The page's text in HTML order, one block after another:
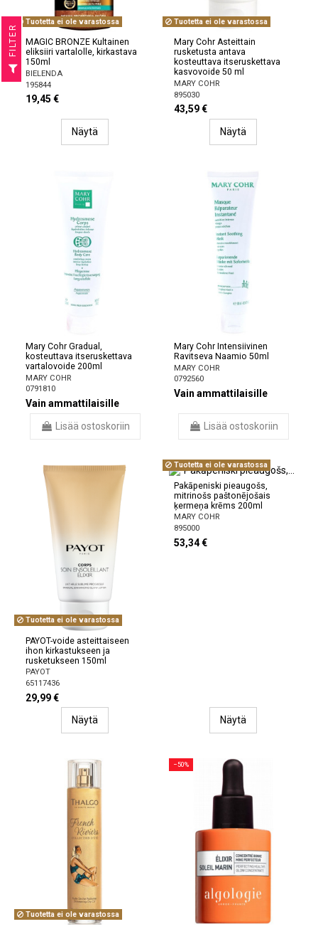
Tuotetta ei ole varastossa
MAGIC BRONZE Kultainen
eliksiiri vartalolle, kirkastava
150ml
BIELENDA
195844
19,45 €
Näytä
Tuotetta ei ole varastossa
Mary Cohr Asteittain
rusketusta antava
kosteuttava itseruskettava
kasvovoide 50 ml
MARY COHR
895030
43,59 €
Näytä
Mary Cohr Gradual,
kosteuttava itseruskettava
vartalovoide 200ml
MARY COHR
0791810
Vain ammattilaisille
Lisää ostoskoriin
Mary Cohr Intensiivinen
Ravitseva Naamio 50ml
MARY COHR
0792560
Vain ammattilaisille
Lisää ostoskoriin
Tuotetta ei ole varastossa
PAYOT-voide asteittaiseen
ihon kirkastukseen ja
rusketukseen 150ml
PAYOT
65117436
29,99 €
Näytä
Tuotetta ei ole varastossa
Pakāpeniski pieaugošs,
mitrinošs paštonējošais
ķermeņa krēms 200ml
MARY COHR
895000
53,34 €
Näytä
Tuotetta ei ole varastossa
−50%
R